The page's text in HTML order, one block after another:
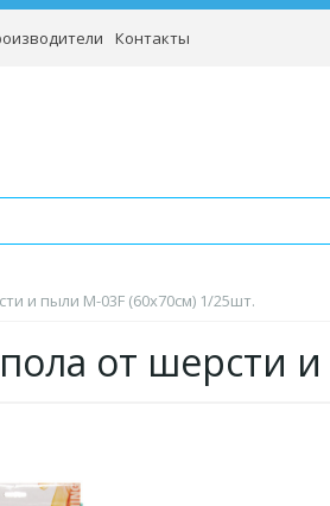
Контакты
и пыли M-03F (60х70см) 1/25шт.
от шерсти